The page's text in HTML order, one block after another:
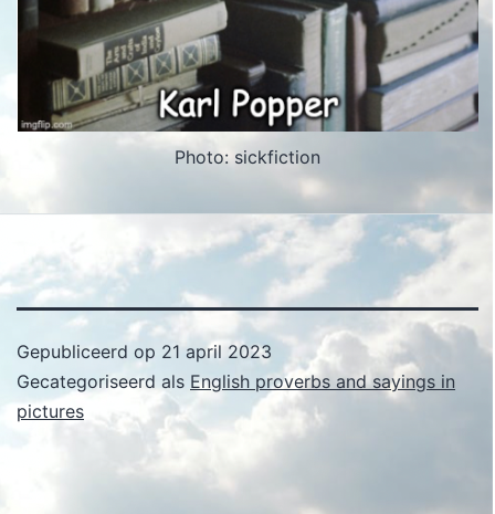
Photo: sickfiction
Gepubliceerd op 21 april 2023
Gecategoriseerd als English proverbs and sayings in
pictures